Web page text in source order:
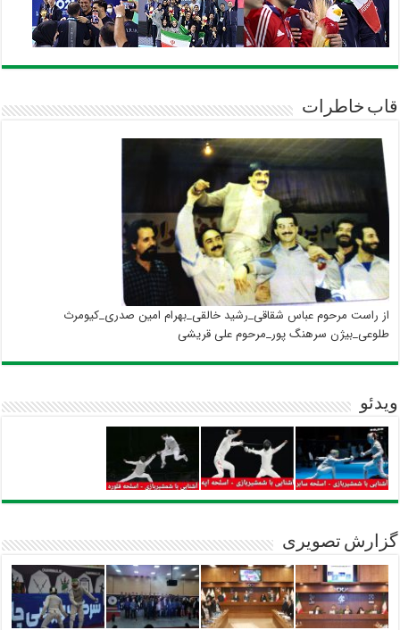
قاب خاطرات
از راست مرحوم عباس شقاقی_رشید خالقی_بهرام امین صدری_کیومرث
طلوعی_بیژن سرهنگ پور_مرحوم علی قریشی
ویدئو
گزارش تصویری